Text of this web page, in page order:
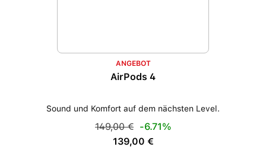
ANGEBOT
AirPods 4
Sound und Komfort auf dem nächsten Level.
Verkaufspreis:
Regulärer Preis:
149,00 € -6.71%
139,00 €